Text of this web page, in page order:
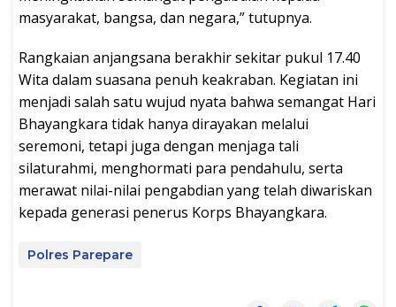
masyarakat, bangsa, dan negara,” tutupnya.
Rangkaian anjangsana berakhir sekitar pukul 17.40
Wita dalam suasana penuh keakraban. Kegiatan ini
menjadi salah satu wujud nyata bahwa semangat Hari
Bhayangkara tidak hanya dirayakan melalui
seremoni, tetapi juga dengan menjaga tali
silaturahmi, menghormati para pendahulu, serta
merawat nilai-nilai pengabdian yang telah diwariskan
kepada generasi penerus Korps Bhayangkara.
Polres Parepare